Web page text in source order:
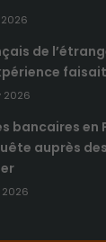
2026
de
2026
bancaires en
auprès
2026